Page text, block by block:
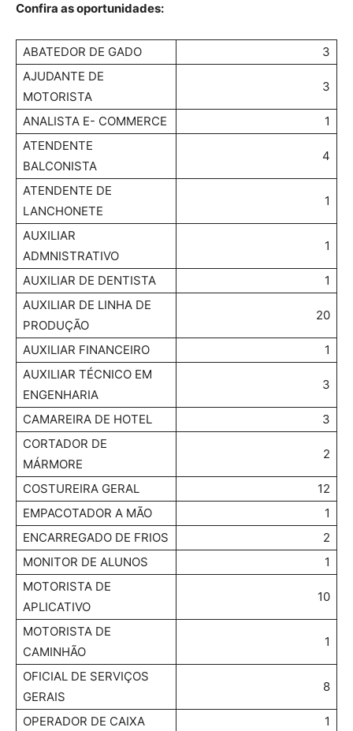
Confira as oportunidades:
ABATEDOR DE GADO
3
AJUDANTE DE
MOTORISTA
3
ANALISTA E- COMMERCE
1
ATENDENTE
BALCONISTA
4
ATENDENTE DE
LANCHONETE
1
AUXILIAR
ADMNISTRATIVO
1
AUXILIAR DE DENTISTA
1
AUXILIAR DE LINHA DE
PRODUÇÃO
20
AUXILIAR FINANCEIRO
1
AUXILIAR TÉCNICO EM
ENGENHARIA
3
CAMAREIRA DE HOTEL
3
CORTADOR DE
MÁRMORE
2
COSTUREIRA GERAL
12
EMPACOTADOR A MÃO
1
ENCARREGADO DE FRIOS
2
MONITOR DE ALUNOS
1
MOTORISTA DE
APLICATIVO
10
MOTORISTA DE
CAMINHÃO
1
OFICIAL DE SERVIÇOS
GERAIS
8
OPERADOR DE CAIXA 1